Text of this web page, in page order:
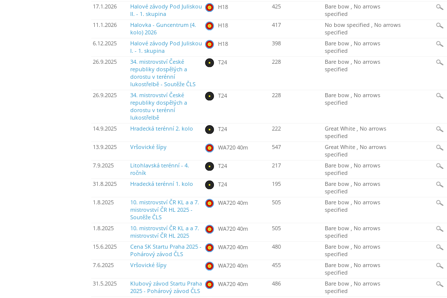
17.1.2026
Halové závody Pod Juliskou
II. - 1. skupina
H18 425
Bare bow , No arrows
specified
11.1.2026
Halovka - Guncentrum (4.
kolo) 2026
H18 417
No bow specified , No arrows
specified
6.12.2025
Halové závody Pod Juliskou
I. - 1. skupina
H18 398
Bare bow , No arrows
specified
26.9.2025
34. mistrovství České
republiky dospělých a
dorostu v terénní
lukostřelbě - Soutěže ČLS
T24 228
Bare bow , No arrows
specified
26.9.2025
34. mistrovství České
republiky dospělých a
dorostu v terénní
lukostřelbě
T24 228
Bare bow , No arrows
specified
14.9.2025 Hradecká terénní 2. kolo T24 222
Great White , No arrows
specified
13.9.2025
Vršovické šípy WA720 40m 547
Great White , No arrows
specified
7.9.2025
Litohlavská terénní - 4.
ročník
T24 217
Bare bow , No arrows
specified
31.8.2025
Hradecká terénní 1. kolo T24 195
Bare bow , No arrows
specified
1.8.2025
10. mistrovství ČR KL a a 7.
mistrovství ČR HL 2025 -
Soutěže ČLS
WA720 40m 505
Bare bow , No arrows
specified
1.8.2025
10. mistrovství ČR KL a a 7.
mistrovství ČR HL 2025
WA720 40m 505
Bare bow , No arrows
specified
15.6.2025
Cena SK Startu Praha 2025 -
Pohárový závod ČLS
WA720 40m 480
Bare bow , No arrows
specified
7.6.2025
Vršovické šípy WA720 40m 455
Bare bow , No arrows
specified
31.5.2025
Klubový závod Startu Praha
2025 - Pohárový závod ČLS
WA720 40m 486
Bare bow , No arrows
specified